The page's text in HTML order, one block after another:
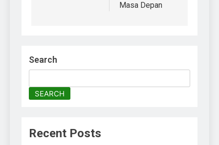
Masa Depan
Search
SEARCH
Recent Posts